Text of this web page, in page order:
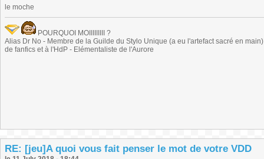
le moche
POURQUOI MOIIIIIIIII ?
Alias Dr No - Membre de la Guilde du Stylo Unique (a eu l'artefact sacré en
de fanfics et à l'HdP - Elémentaliste de l'Aurore
RE: [jeu]A quoi vous fait penser le mot de votre VDD